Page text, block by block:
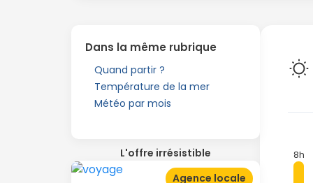
Dans la même rubrique
Quand partir ?
Température de la mer
Météo par mois
L'offre irrésistible
Agence locale
8h